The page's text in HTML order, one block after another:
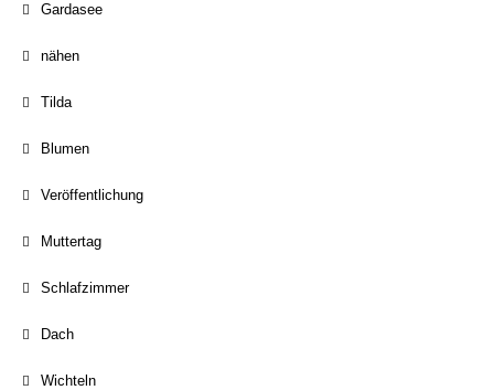
Gardasee
nähen
Tilda
Blumen
Veröffentlichung
Muttertag
Schlafzimmer
Dach
Wichteln